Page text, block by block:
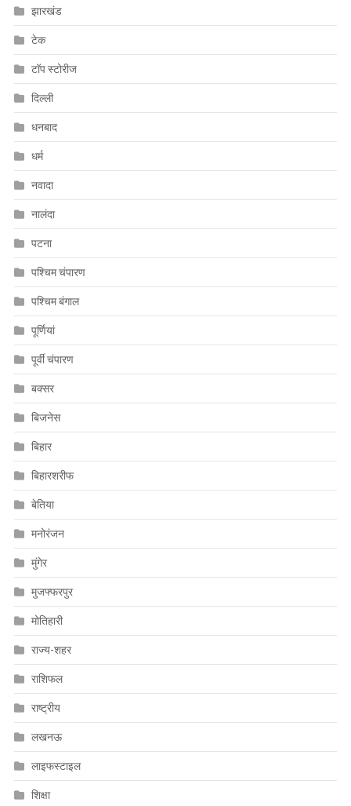
झारखंड
टेक
टॉप स्टोरीज
दिल्ली
धनबाद
धर्म
नवादा
नालंदा
पटना
पश्चिम चंपारण
पश्चिम बंगाल
पूर्णियां
पूर्वी चंपारण
बक्सर
बिजनेस
बिहार
बिहारशरीफ
बेतिया
मनोरंजन
मुंगेर
मुजफ्फरपुर
मोतिहारी
राज्य-शहर
राशिफल
राष्ट्रीय
लखनऊ
लाइफस्टाइल
शिक्षा